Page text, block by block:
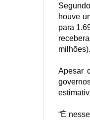
houve
para
milhões).
Apesar
“É